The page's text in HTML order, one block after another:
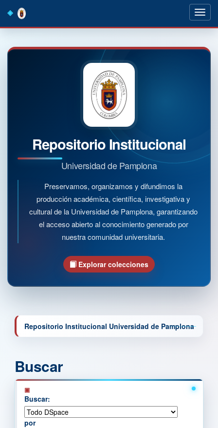
navigation
Repositorio Institucional
Universidad de Pamplona
Preservamos, organizamos y difundimos la
producción académica, científica, investigativa y
cultural de la Universidad de Pamplona, garantizando
el acceso abierto al conocimiento generado por
nuestra comunidad universitaria.
Explorar colecciones
Repositorio Institucional Universidad de Pamplona
Buscar
Buscar:
por